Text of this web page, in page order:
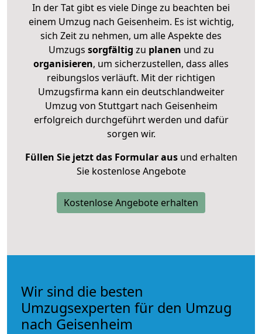
In der Tat gibt es viele Dinge zu beachten bei
einem Umzug nach Geisenheim. Es ist wichtig,
sich Zeit zu nehmen, um alle Aspekte des
Umzugs sorgfältig zu planen und zu
organisieren, um sicherzustellen, dass alles
reibungslos verläuft. Mit der richtigen
Umzugsfirma kann ein deutschlandweiter
Umzug von Stuttgart nach Geisenheim
erfolgreich durchgeführt werden und dafür
sorgen wir.
Füllen Sie jetzt das Formular ausund erhalten
Sie kostenlose Angebote
Kostenlose Angebote erhalten
Wir sind die besten
Umzugsexperten für den Umzug
nach Geisenheim